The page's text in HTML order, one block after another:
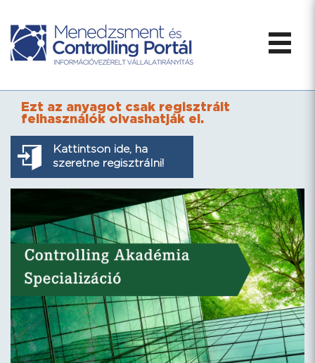
Ezt az anyagot csak regisztrált
felhasználók olvashatják el.
Kattintson ide, ha
szeretne regisztrálni!